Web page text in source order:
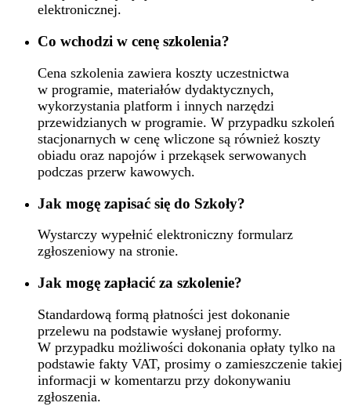
elektronicznej.
Co wchodzi w cenę szkolenia?
Cena szkolenia zawiera koszty uczestnictwa
w programie, materiałów dydaktycznych,
wykorzystania platform i innych narzędzi
przewidzianych w programie. W przypadku szkoleń
stacjonarnych w cenę wliczone są również koszty
obiadu oraz napojów i przekąsek serwowanych
podczas przerw kawowych.
Jak mogę zapisać się do Szkoły?
Wystarczy wypełnić elektroniczny formularz
zgłoszeniowy na stronie.
Jak mogę zapłacić za szkolenie?
Standardową formą płatności jest dokonanie
przelewu na podstawie wysłanej proformy.
W przypadku możliwości dokonania opłaty tylko na
podstawie fakty VAT, prosimy o zamieszczenie takiej
informacji w komentarzu przy dokonywaniu
zgłoszenia.